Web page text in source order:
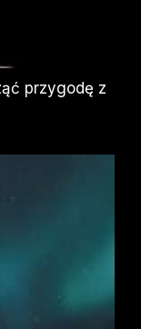
przygodę z